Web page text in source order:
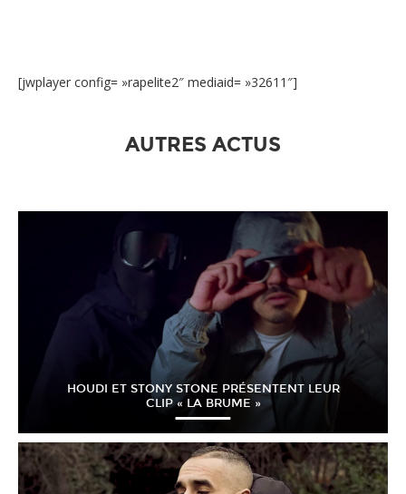
[jwplayer config= »rapelite2″ mediaid= »32611″]
AUTRES ACTUS
HOUDI ET STONY STONE PRÉSENTENT LEUR
CLIP « LA BRUME »